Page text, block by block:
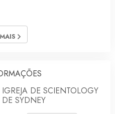
IGREJA DE SCIENTOLOGY
DE SYDNEY